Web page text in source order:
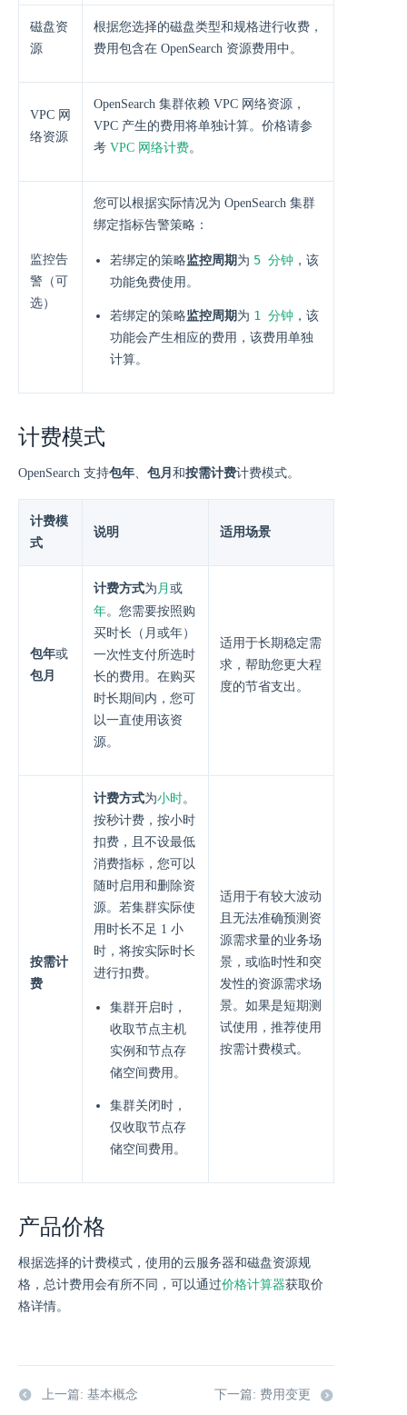
磁盘资
源
根据您选择的磁盘类型和规格进行收费，
费用包含在 OpenSearch 资源费用中。
VPC 网
络资源
OpenSearch 集群依赖 VPC 网络资源，
VPC 产生的费用将单独计算。价格请参
考 VPC 网络计费。
监控告
警（可
选）
您可以根据实际情况为 OpenSearch 集群
绑定指标告警策略：
若绑定的策略监控周期 为 5 分钟 ，该
功能免费使用。
若绑定的策略监控周期 为 1 分钟 ，该
功能会产生相应的费用，该费用单独
计算。
计费模式
OpenSearch 支持包年、 包月 和按需计费计费模式。
计费模
式
说明 适用场景
包年或
包月
计费方式为 月 或
年。您需要按照购
买时长（月或年）
一次性支付所选时
长的费用。在购买
时长期间内，您可
以一直使用该资
源。
适用于长期稳定需
求，帮助您更大程
度的节省支出。
按需计
费
计费方式为小时。
按秒计费，按小时
扣费，且不设最低
消费指标，您可以
随时启用和删除资
源。若集群实际使
用时长不足 1 小
时，将按实际时长
进行扣费。
集群开启时，
收取节点主机
实例和节点存
储空间费用。
集群关闭时，
仅收取节点存
储空间费用。
适用于有较大波动
且无法准确预测资
源需求量的业务场
景，或临时性和突
发性的资源需求场
景。如果是短期测
试使用，推荐使用
按需计费模式。
产品价格
根据选择的计费模式，使用的云服务器和磁盘资源规
格，总计费用会有所不同，可以通过价格计算器获取价
格详情。
上一篇: 基本概念 下一篇: 费用变更